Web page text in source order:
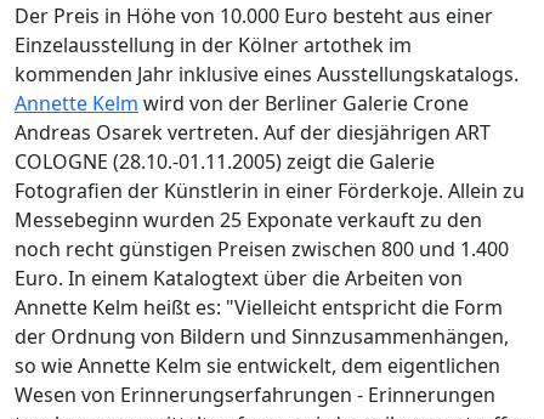
Der Preis in Höhe von 10.000 Euro besteht aus einer
Einzelausstellung in der Kölner artothek im
kommenden Jahr inklusive eines Ausstellungskatalogs.
Annette Kelm wird von der Berliner Galerie Crone
Andreas Osarek vertreten. Auf der diesjährigen ART
COLOGNE (28.10.-01.11.2005) zeigt die Galerie
Fotografien der Künstlerin in einer Förderkoje. Allein zu
Messebeginn wurden 25 Exponate verkauft zu den
noch recht günstigen Preisen zwischen 800 und 1.400
Euro. In einem Katalogtext über die Arbeiten von
Annette Kelm heißt es: "Vielleicht entspricht die Form
der Ordnung von Bildern und Sinnzusammenhängen,
so wie Annette Kelm sie entwickelt, dem eigentlichen
Wesen von Erinnerungserfahrungen - Erinnerungen